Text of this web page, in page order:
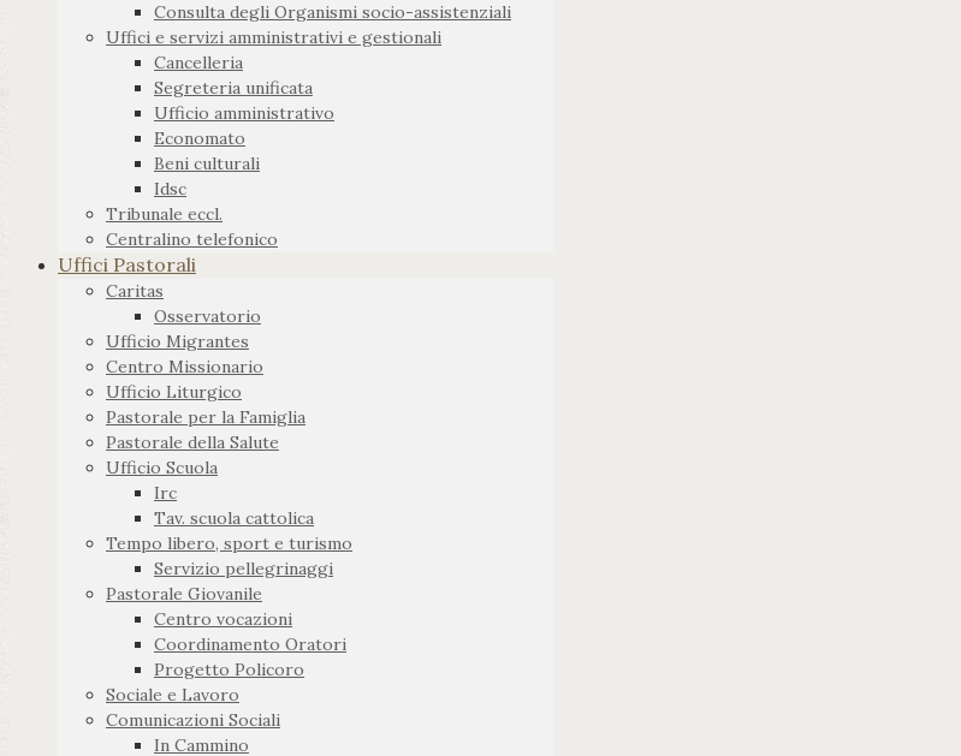
Consulta degli Organismi socio-assistenziali
Uffici e servizi amministrativi e gestionali
Cancelleria
Segreteria unificata
Ufficio amministrativo
Economato
Beni culturali
Idsc
Tribunale eccl.
Centralino telefonico
Uffici Pastorali
Caritas
Osservatorio
Ufficio Migrantes
Centro Missionario
Ufficio Liturgico
Pastorale per la Famiglia
Pastorale della Salute
Ufficio Scuola
Irc
Tav. scuola cattolica
Tempo libero, sport e turismo
Servizio pellegrinaggi
Pastorale Giovanile
Centro vocazioni
Coordinamento Oratori
Progetto Policoro
Sociale e Lavoro
Comunicazioni Sociali
In Cammino